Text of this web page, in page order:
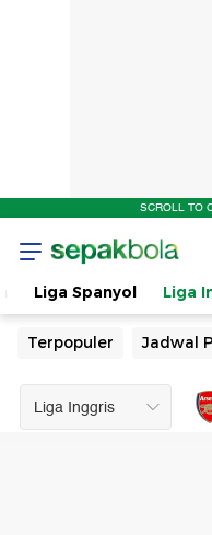
SCROLL TO
Liga Spanyol Liga
Terpopuler Jadwal